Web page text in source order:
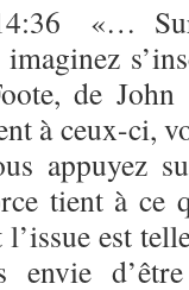
«…
de
à ceux-ci,
appuyez
tient à ce
est
envie